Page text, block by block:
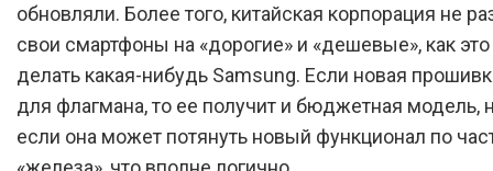
обновляли. Более того, китайская корпорация не
свои смартфоны на «дорогие» и «дешевые», как
делать какая-нибудь Samsung. Если новая
для флагмана, то ее получит и бюджетная модель,
если она может потянуть новый функционал по